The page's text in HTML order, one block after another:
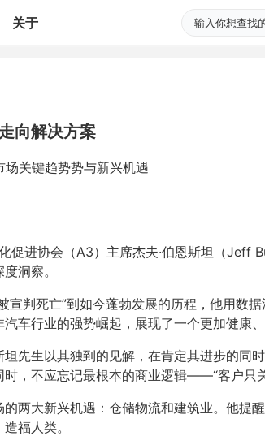
关于
向解决方案
关键趋势势与新兴机遇
促进协会（A3）主席杰夫·伯恩斯坦（Jeff
洞察。
宣判死亡”到如今蓬勃发展的历程，他用数
车行业的强势崛起，展现了一个更加健康、
先生以其独到的见解，在肯定其进步的同
，不应忘记最根本的商业逻辑——“客户只关
两大新兴机遇：仓储物流和建筑业。他提
福人类。